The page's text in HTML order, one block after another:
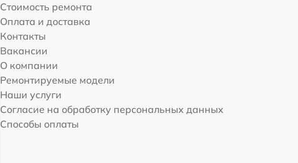
Стоимость ремонта
Оплата и доставка
Контакты
Вакансии
О компании
Ремонтируемые модели
Наши услуги
Согласие на обработку персональных данных
Способы оплаты